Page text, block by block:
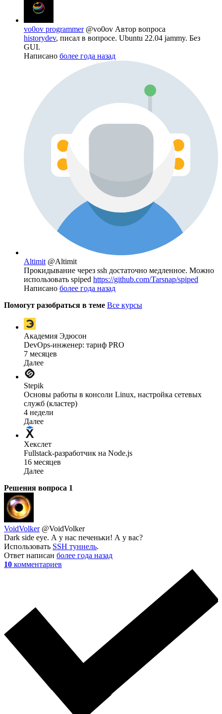
vo0ov programmer @vo0ov Автор вопроса
historydev, писал в вопросе. Ubuntu 22.04 jammy. Без
GUI.
Написано более года назад
Altimit @Altimit
Прокидывание через ssh достаточно медленное. Можно
использовать spiped https://github.com/Tarsnap/spiped
Написано более года назад
Помогут разобраться в теме Все курсы
Академия Эдюсон
DevOps-инженер: тариф PRO
7 месяцев
Далее
Stepik
Основы работы в консоли Linux, настройка сетевых
служб (кластер)
4 недели
Далее
Хекслет
Fullstack-разработчик на Node.js
16 месяцев
Далее
Решения вопроса 1
VoidVolker @VoidVolker
Dark side eye. А у нас печеньки! А у вас?
Использовать SSH туннель.
Ответ написан более года назад
10 комментариев